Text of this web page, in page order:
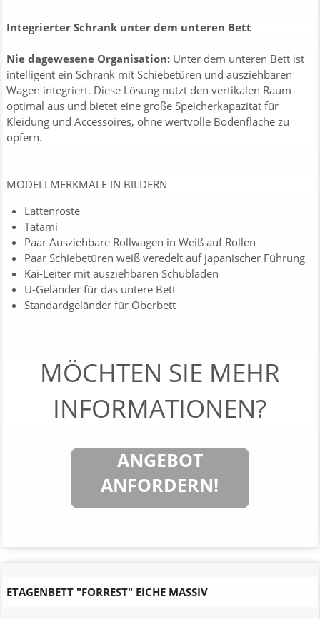
Integrierter Schrank unter dem unteren Bett
Nie dagewesene Organisation:Unter dem unteren Bett ist
intelligent ein Schrank mit Schiebetüren und ausziehbaren
Wagen integriert. Diese Lösung nutzt den vertikalen Raum
optimal aus und bietet eine große Speicherkapazität für
Kleidung und Accessoires, ohne wertvolle Bodenfläche zu
opfern.
MODELLMERKMALE IN BILDERN
Lattenroste
Tatami
Paar Ausziehbare Rollwagen in Weiß auf Rollen
Paar Schiebetüren weiß veredelt auf japanischer Führung
Kai-Leiter mit ausziehbaren Schubladen
U-Geländer für das untere Bett
Standardgeländer für Oberbett
MÖCHTEN SIE MEHR
INFORMATIONEN?
ANGEBOT
ANFORDERN!
ETAGENBETT "FORREST" EICHE MASSIV